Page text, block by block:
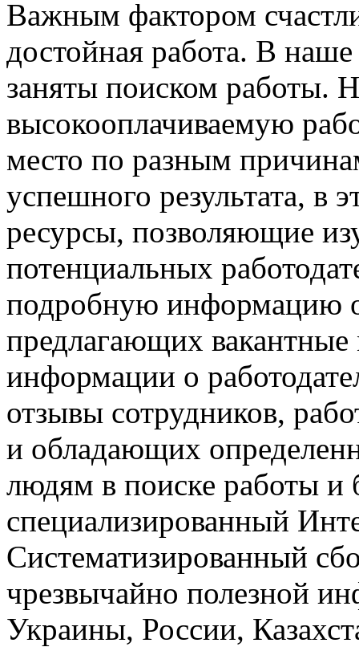
Важным фактором
достойная работа. В
заняты поиском работы.
высокооплачиваемую
место по разным
успешного результата, в
ресурсы, позволяющие
потенциальных
подробную информацию
предлагающих
информации о
отзывы сотрудников,
и обладающих
людям в поиске работы и
специализированный
Систематизированный
чрезвычайно полезной
Украины, России,